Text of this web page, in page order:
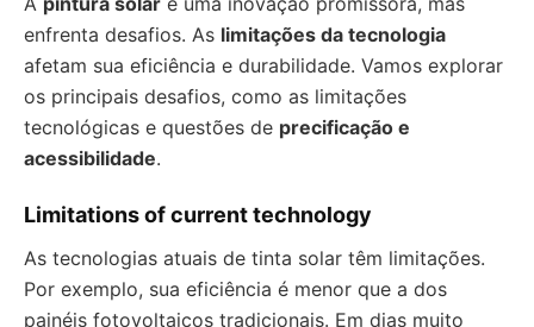
enfrenta desafios. As limitações da tecnologia
afetam sua eficiência e durabilidade. Vamos explorar
os principais desafios, como as limitações
tecnológicas e questões de precificação e
acessibilidade.
Limitations of current technology
As tecnologias atuais de tinta solar têm limitações.
Por exemplo, sua eficiência é menor que a dos
painéis fotovoltaicos tradicionais. Em dias muito